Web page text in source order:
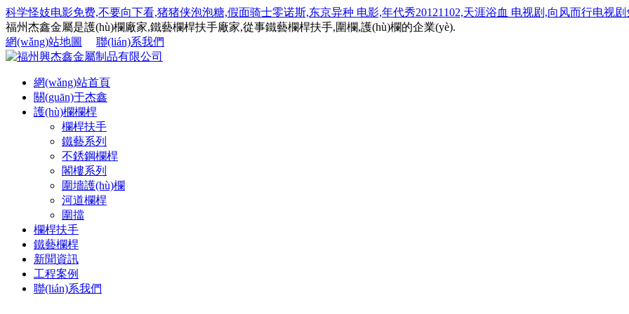
科学怪妓电影免费,不要向下看,猪猪侠泡泡糖,假面骑士零诺斯,东京异种 电影,年代秀20121102,天涯浴血 电视剧,向风而行电视
福州杰鑫金屬是護(hù)欄廠家,鐵藝欄桿扶手廠家,從事鐵藝欄桿扶手,圍欄,護(hù)欄的企業(yè).
網(wǎng)站地圖
聯(lián)系我們
網(wǎng)站首頁
關(guān)于杰鑫
護(hù)欄欄桿
欄桿扶手
鐵藝系列
不銹鋼欄桿
閣樓系列
圍墻護(hù)欄
河道欄桿
圍擋
欄桿扶手
鐵藝欄桿
新聞資訊
工程案例
聯(lián)系我們